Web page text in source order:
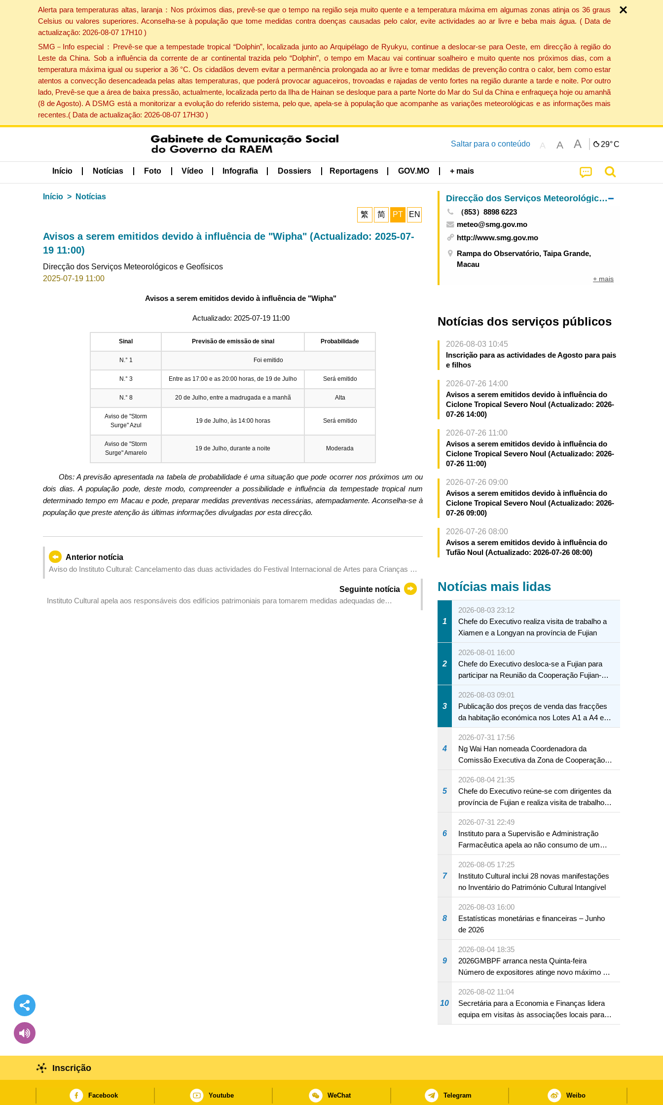
Alerta para temperaturas altas, laranja：Nos próximos dias, prevê-se que o tempo na região seja muito quente e a temperatura máxima em algumas zonas atinja os 36 graus
Celsius ou valores superiores. Aconselha-se à população que tome medidas contra doenças causadas pelo calor, evite actividades ao ar livre e beba mais água. ( Data de
actualização: 2026-08-07 17H10 )
SMG－Info especial：Prevê-se que a tempestade tropical “Dolphin”, localizada junto ao Arquipélago de Ryukyu, continue a deslocar-se para Oeste, em direcção à região do
Leste da China. Sob a influência da corrente de ar continental trazida pelo “Dolphin”, o tempo em Macau vai continuar soalheiro e muito quente nos próximos dias, com a
temperatura máxima igual ou superior a 36 °C. Os cidadãos devem evitar a permanência prolongada ao ar livre e tomar medidas de prevenção contra o calor, bem como estar
atentos a convecção desencadeada pelas altas temperaturas, que poderá provocar aguaceiros, trovoadas e rajadas de vento fortes na região durante a tarde e noite. Por outro
lado, Prevê-se que a área de baixa pressão, actualmente, localizada perto da Ilha de Hainan se desloque para a parte Norte do Mar do Sul da China e enfraqueça hoje ou amanhã
(8 de Agosto). A DSMG está a monitorizar a evolução do referido sistema, pelo que, apela-se à população que acompanhe as variações meteorológicas e as informações mais
recentes.( Data de actualização: 2026-08-07 17H30 )
Saltar para o conteúdo A A A 29°C
Início Notícias Foto Vídeo Infografia Dossiers Reportagens GOV.MO + mais
Início Notícias
繁 简 PT EN
Avisos a serem emitidos devido à influência de "Wipha" (Actualizado: 2025-07-
19 11:00)
Direcção dos Serviços Meteorológicos e Geofísicos
2025-07-19 11:00
Avisos a serem emitidos devido à influência de "Wipha"
Actualizado: 2025-07-19 11:00
Sinal Previsão de emissão de sinal Probabilidade
N.° 1 Foi emitido
N.° 3 Entre as 17:00 e as 20:00 horas, de 19 de Julho Será emitido
N.° 8 20 de Julho, entre a madrugada e a manhã Alta
Aviso de "Storm
Surge" Azul
19 de Julho, às 14:00 horas Será emitido
Aviso de "Storm
Surge" Amarelo
19 de Julho, durante a noite Moderada
Obs: A previsão apresentada na tabela de probabilidade é uma situação que pode ocorrer nos próximos um ou
dois dias. A população pode, deste modo, compreender a possibilidade e influência da tempestade tropical num
determinado tempo em Macau e pode, preparar medidas preventivas necessárias, atempadamente. Aconselha-se à
população que preste atenção às últimas informações divulgadas por esta direcção.
Anterior notícia
Aviso do Instituto Cultural: Cancelamento das duas actividades do Festival Internacional de Artes para Crianças de
Seguinte notícia
Instituto Cultural apela aos responsáveis dos edifícios patrimoniais para tomarem medidas adequadas de
Direcção dos Serviços Meteorológicos e Geofísicos
（853）8898 6223
meteo@smg.gov.mo
http://www.smg.gov.mo
Rampa do Observatório, Taipa Grande,
Macau
+ mais
Notícias dos serviços públicos
2026-08-03 10:45
Inscrição para as actividades de Agosto para pais
e filhos
2026-07-26 14:00
Avisos a serem emitidos devido à influência do
Ciclone Tropical Severo Noul (Actualizado: 2026-
07-26 14:00)
2026-07-26 11:00
Avisos a serem emitidos devido à influência do
Ciclone Tropical Severo Noul (Actualizado: 2026-
07-26 11:00)
2026-07-26 09:00
Avisos a serem emitidos devido à influência do
Ciclone Tropical Severo Noul (Actualizado: 2026-
07-26 09:00)
2026-07-26 08:00
Avisos a serem emitidos devido à influência do
Tufão Noul (Actualizado: 2026-07-26 08:00)
Notícias mais lidas
1
2026-08-03 23:12
Chefe do Executivo realiza visita de trabalho a
Xiamen e a Longyan na província de Fujian
2
2026-08-01 16:00
Chefe do Executivo desloca-se a Fujian para
participar na Reunião da Cooperação Fujian-
Macau
3
2026-08-03 09:01
Publicação dos preços de venda das fracções
da habitação económica nos Lotes A1 a A4 e
A12 da Zona A dos Novos Aterros
4
2026-07-31 17:56
Ng Wai Han nomeada Coordenadora da
Comissão Executiva da Zona de Cooperação
Aprofundada entre Guangdong e Macau em
Hengqin
5
2026-08-04 21:35
Chefe do Executivo reúne-se com dirigentes da
província de Fujian e realiza visita de trabalho
em Fuzhou
6
2026-07-31 22:49
Instituto para a Supervisão e Administração
Farmacêutica apela ao não consumo de um
produto com substâncias medicamentosas
ocidentais
7
2026-08-05 17:25
Instituto Cultural inclui 28 novas manifestações
no Inventário do Património Cultural Intangível
8
2026-08-03 16:00
Estatísticas monetárias e financeiras – Junho
de 2026
9
2026-08-04 18:35
2026GMBPF arranca nesta Quinta-feira
Número de expositores atinge novo máximo em
18 anos
10
2026-08-02 11:04
Secretária para a Economia e Finanças lidera
equipa em visitas às associações locais para
consolidar consensos e promover os trabalhos
Inscrição
Facebook Youtube WeChat Telegram Weibo